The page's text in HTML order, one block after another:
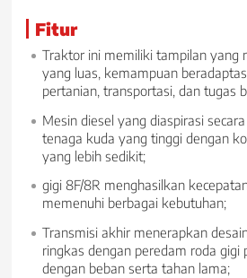
Fitur
Traktor ini memiliki tampilan yang
yang luas, kemampuan
pertanian, transportasi, dan tugas
Mesin diesel yang diaspirasi
tenaga kuda yang tinggi dengan
yang lebih sedikit;
gigi 8F/8R menghasilkan
memenuhi berbagai kebutuhan;
Transmisi akhir menerapkan
ringkas dengan peredam roda gigi
dengan beban serta tahan lama;